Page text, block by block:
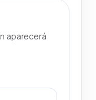
aparecerá